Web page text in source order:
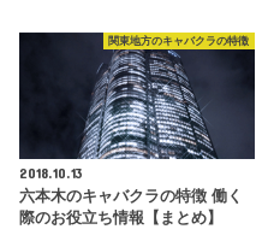
関東地方のキャバクラの特徴
2018.10.13
六本木のキャバクラの特徴 働く
際のお役立ち情報【まとめ】